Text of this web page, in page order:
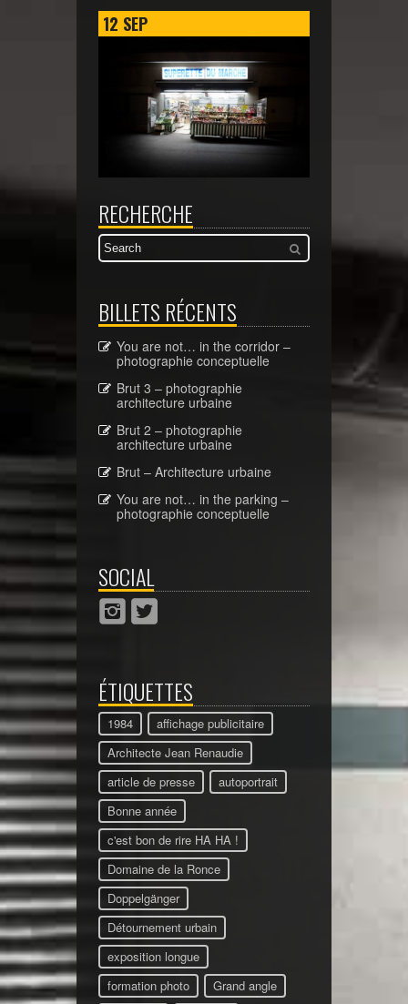
12 SEP
RECHERCHE
BILLETS RÉCENTS
You are not… in the corridor –
photographie conceptuelle
Brut 3 – photographie
architecture urbaine
Brut 2 – photographie
architecture urbaine
Brut – Architecture urbaine
You are not… in the parking –
photographie conceptuelle
SOCIAL
ÉTIQUETTES
1984
affichage publicitaire
Architecte Jean Renaudie
article de presse
autoportrait
Bonne année
c'est bon de rire HA HA !
Domaine de la Ronce
Doppelgänger
Détournement urbain
exposition longue
formation photo
Grand angle